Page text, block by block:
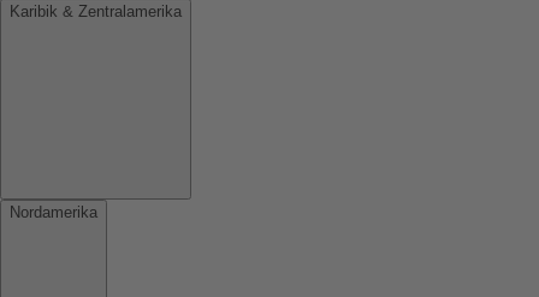
Karibik & Zentralamerika
Nordamerika